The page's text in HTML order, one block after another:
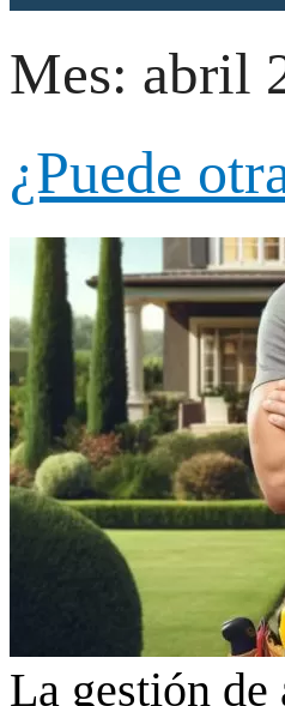
Mes: abril
¿Puede
La gestión de